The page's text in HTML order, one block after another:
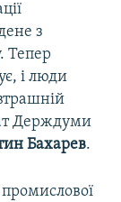
з
Тепер
і люди
Держдуми
Бахарев.